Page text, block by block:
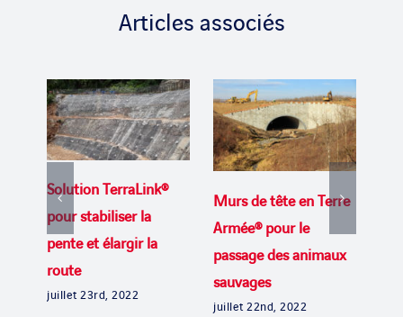
Articles associés
Solution TerraLink®
pour stabiliser la
pente et élargir la
route
juillet 23rd, 2022
Murs de tête en Terre
Armée® pour le
passage des animaux
sauvages
juillet 22nd, 2022